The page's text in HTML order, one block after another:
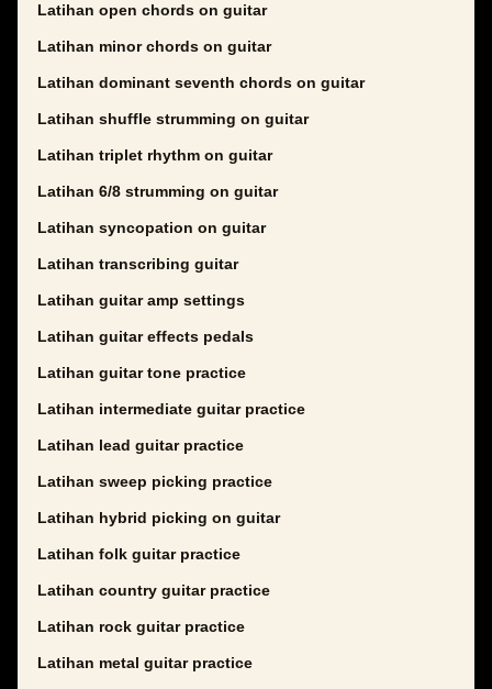
Latihan open chords on guitar
Latihan minor chords on guitar
Latihan dominant seventh chords on guitar
Latihan shuffle strumming on guitar
Latihan triplet rhythm on guitar
Latihan 6/8 strumming on guitar
Latihan syncopation on guitar
Latihan transcribing guitar
Latihan guitar amp settings
Latihan guitar effects pedals
Latihan guitar tone practice
Latihan intermediate guitar practice
Latihan lead guitar practice
Latihan sweep picking practice
Latihan hybrid picking on guitar
Latihan folk guitar practice
Latihan country guitar practice
Latihan rock guitar practice
Latihan metal guitar practice